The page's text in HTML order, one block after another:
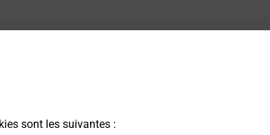
sont les suivantes :